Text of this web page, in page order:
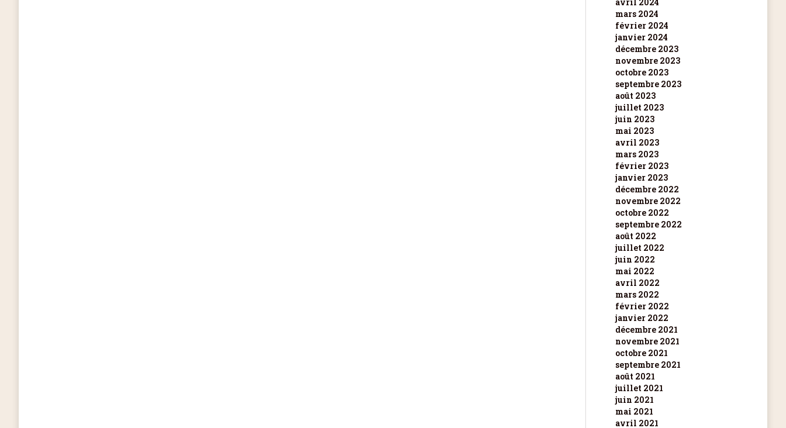
mars 2024
février 2024
janvier 2024
décembre 2023
novembre 2023
octobre 2023
septembre 2023
août 2023
juillet 2023
juin 2023
mai 2023
avril 2023
mars 2023
février 2023
janvier 2023
décembre 2022
novembre 2022
octobre 2022
septembre 2022
août 2022
juillet 2022
juin 2022
mai 2022
avril 2022
mars 2022
février 2022
janvier 2022
décembre 2021
novembre 2021
octobre 2021
septembre 2021
août 2021
juillet 2021
juin 2021
mai 2021
avril 2021